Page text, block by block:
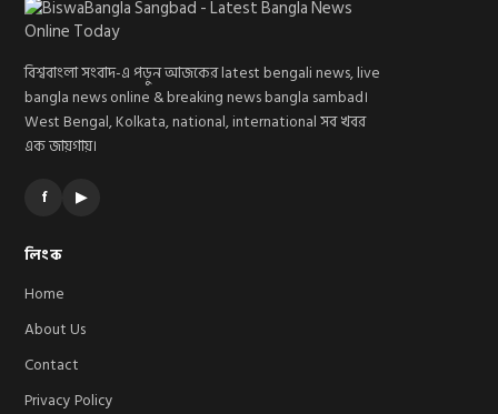
বিশ্ববাংলা সংবাদ-এ পড়ুন আজকের latest bengali news, live
bangla news online & breaking news bangla sambad।
West Bengal, Kolkata, national, international সব খবর
এক জায়গায়।
f ▶
লিংক
Home
About Us
Contact
Privacy Policy